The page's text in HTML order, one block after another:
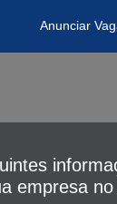
Anunciar
empresa